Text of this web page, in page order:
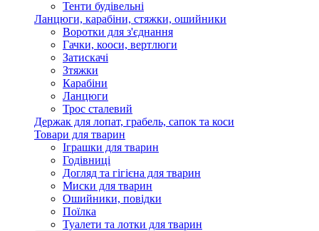
Тенти будівельні
Ланцюги, карабіни, стяжки, ошийники
Воротки для з'єднання
Гачки, кооси, вертлюги
Затискачі
Зтяжки
Карабіни
Ланцюги
Трос сталевий
Держак для лопат, грабель, сапок та коси
Товари для тварин
Іграшки для тварин
Годівниці
Догляд та гігієна для тварин
Миски для тварин
Ошийники, повідки
Поїлка
Туалети та лотки для тварин